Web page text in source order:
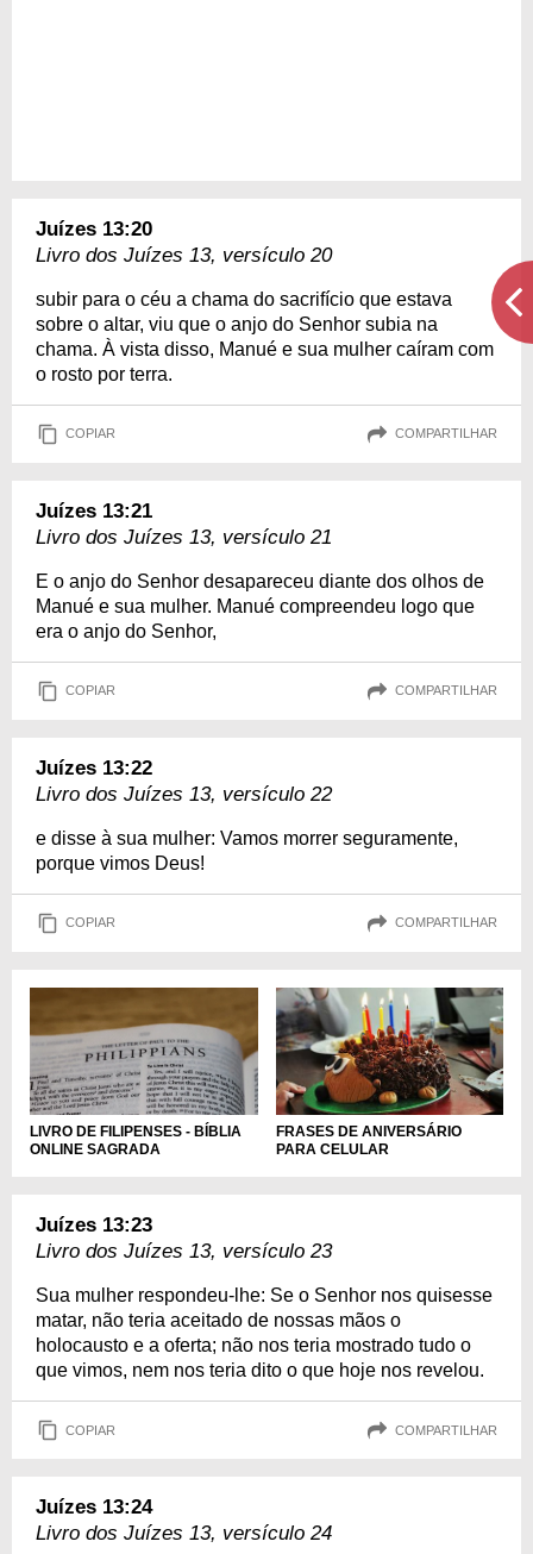
Juízes 13:20
Livro dos Juízes 13, versículo 20
subir para o céu a chama do sacrifício que estava
sobre o altar, viu que o anjo do Senhor subia na
chama. À vista disso, Manué e sua mulher caíram com
o rosto por terra.
COPIAR COMPARTILHAR
Juízes 13:21
Livro dos Juízes 13, versículo 21
E o anjo do Senhor desapareceu diante dos olhos de
Manué e sua mulher. Manué compreendeu logo que
era o anjo do Senhor,
COPIAR COMPARTILHAR
Juízes 13:22
Livro dos Juízes 13, versículo 22
e disse à sua mulher: Vamos morrer seguramente,
porque vimos Deus!
COPIAR COMPARTILHAR
LIVRO DE FILIPENSES - BÍBLIA
ONLINE SAGRADA
FRASES DE ANIVERSÁRIO
PARA CELULAR
Juízes 13:23
Livro dos Juízes 13, versículo 23
Sua mulher respondeu-lhe: Se o Senhor nos quisesse
matar, não teria aceitado de nossas mãos o
holocausto e a oferta; não nos teria mostrado tudo o
que vimos, nem nos teria dito o que hoje nos revelou.
COPIAR COMPARTILHAR
Juízes 13:24
Livro dos Juízes 13, versículo 24